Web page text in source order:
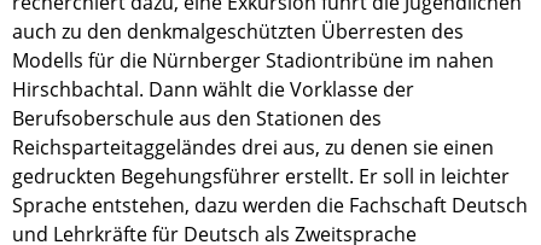
auch zu den denkmalgeschützten Überresten des
Modells für die Nürnberger Stadiontribüne im nahen
Hirschbachtal. Dann wählt die Vorklasse der
Berufsoberschule aus den Stationen des
Reichsparteitaggeländes drei aus, zu denen sie einen
gedruckten Begehungsführer erstellt. Er soll in leichter
Sprache entstehen, dazu werden die Fachschaft Deutsch
und Lehrkräfte für Deutsch als Zweitsprache